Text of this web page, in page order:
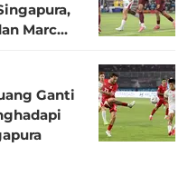
Marc
Ganti